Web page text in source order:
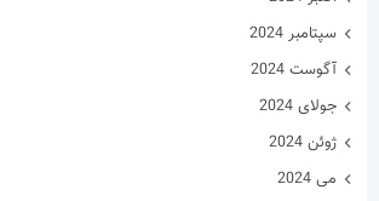
سپتامبر 2024
آگوست 2024
جولای 2024
ژوئن 2024
می 2024